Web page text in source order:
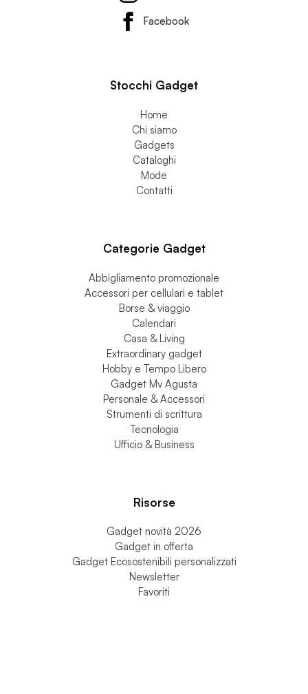
Facebook
Stocchi Gadget
Home
Chi siamo
Gadgets
Cataloghi
Mode
Contatti
Categorie Gadget
Abbigliamento promozionale
Accessori per cellulari e tablet
Borse & viaggio
Calendari
Casa & Living
Extraordinary gadget
Hobby e Tempo Libero
Gadget Mv Agusta
Personale & Accessori
Strumenti di scrittura
Tecnologia
Ufficio & Business
Risorse
Gadget novità 2026
Gadget in offerta
Gadget Ecosostenibili personalizzati
Newsletter
Favoriti